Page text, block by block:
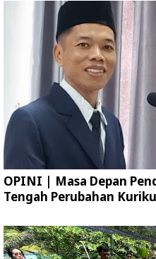
OPINI | Masa Depan
Tengah Perubahan